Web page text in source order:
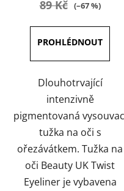
5
hvězdiček.
89 Kč (–67 %)
Dlouhotrvající
intenzivně
pigmentovaná
tužka na oči s
ořezávátkem. Tužka na
oči Beauty UK Twist
Eyeliner je vybavena